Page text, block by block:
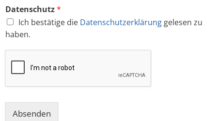
Datenschutz*
Ich bestätige die Datenschutzerklärung gelesen zu
haben.
Absenden